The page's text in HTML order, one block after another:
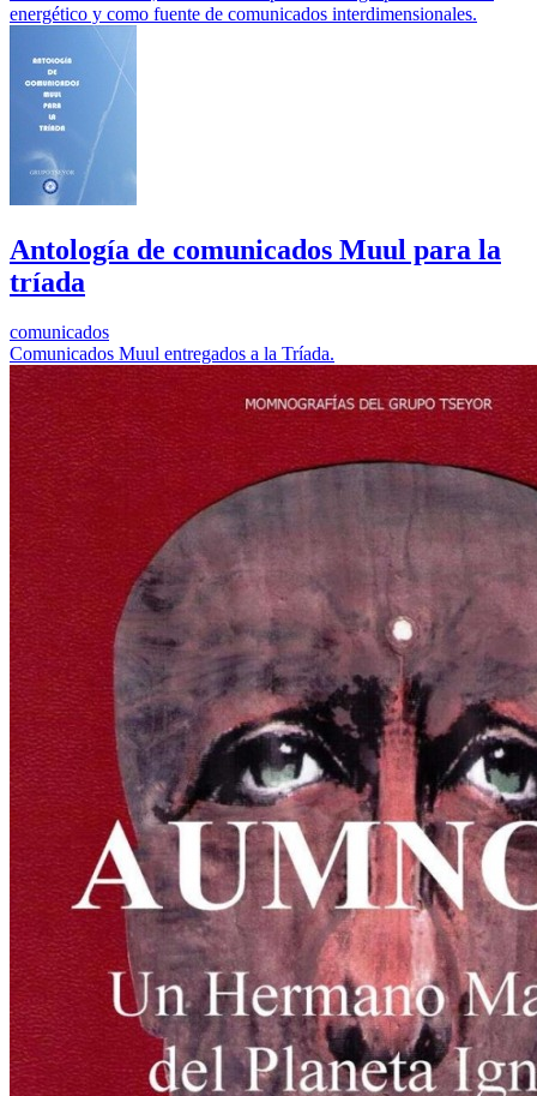
energético y como fuente de comunicados interdimensionales.
Antología de comunicados Muul para la
tríada
comunicados
Comunicados Muul entregados a la Tríada.